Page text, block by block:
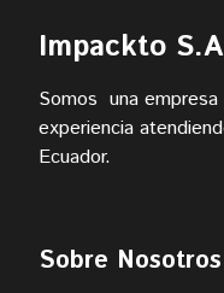
Impackto
Somos una
experiencia
Ecuador.
Sobre Nosotros